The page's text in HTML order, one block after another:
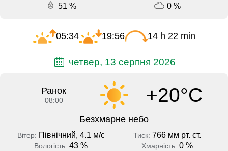
51 %
0 %
05:34 19:56 14 h 22 min
четвер, 13 серпня 2026
Ранок
08:00 +20°C
Безхмарне небо
Вітер: Північний, 4.1 м/с Тиск: 766 мм рт. ст.
Вологість: 43 % Хмарність: 0 %